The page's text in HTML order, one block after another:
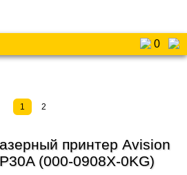
0
1 2
принтер Avision
(000-0908X-0KG)